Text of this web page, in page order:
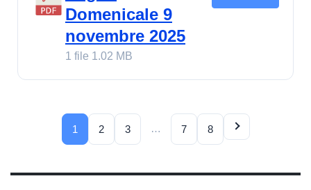
Domenicale 9
novembre 2025
1 file 1.02 MB
1 2 3 … 7 8